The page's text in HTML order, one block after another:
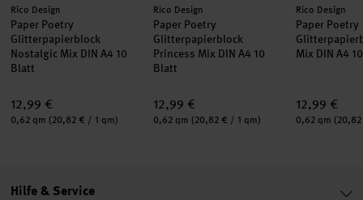
Hersteller:
Rico Design
Paper Poetry
Glitterpapierblock
Nostalgic Mix DIN A4 10
Blatt
12,99 €
Inhalt:
0,62 qm (20,82 € / 1 qm)
Hersteller:
Rico Design
Paper Poetry
Glitterpapierblock
Princess Mix DIN A4 10
Blatt
12,99 €
Inhalt:
0,62 qm (20,82 € / 1 qm)
Hersteller:
Rico Design
Paper Poetry
Mix DIN A4
12,99 €
Inhalt:
0,62 qm
Hilfe & Service